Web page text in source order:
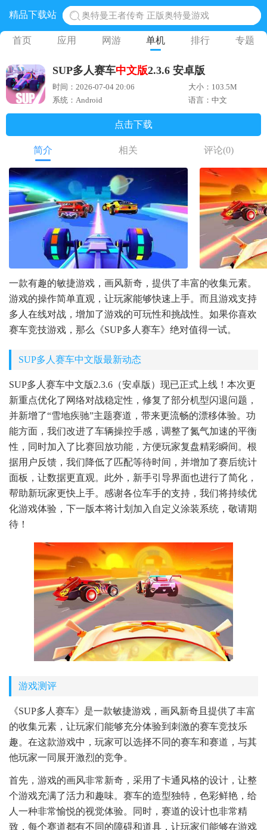
精品下载站
奥特曼王者传奇 正版奥特曼游戏
地铁跑酷体验服国际服 地铁跑酷体验服版本
网易光遇手游正版 点亮星空共庆周年
黎明觉醒生机腾讯正版 黎明觉醒生机国际服
蛋仔派对下载 蛋仔派对体验服
首页 应用 网游 单机 排行 专题
SUP多人赛车中文版2.3.6 安卓版
时间：2026-07-04 20:06
大小：103.5M
系统：Android
语言：中文
点击下载
简介 相关 评论(0)
一款有趣的敏捷游戏，画风新奇，提供了丰富的收集元素。
游戏的操作简单直观，让玩家能够快速上手。而且游戏支持
多人在线对战，增加了游戏的可玩性和挑战性。如果你喜欢
赛车竞技游戏，那么《SUP多人赛车》绝对值得一试。
SUP多人赛车中文版最新动态
SUP多人赛车中文版2.3.6（安卓版）现已正式上线！本次更
新重点优化了网络对战稳定性，修复了部分机型闪退问题，
并新增了“雪地疾驰”主题赛道，带来更流畅的漂移体验。功
能方面，我们改进了车辆操控手感，调整了氮气加速的平衡
性，同时加入了比赛回放功能，方便玩家复盘精彩瞬间。根
据用户反馈，我们降低了匹配等待时间，并增加了赛后统计
面板，让数据更直观。此外，新手引导界面也进行了简化，
帮助新玩家更快上手。感谢各位车手的支持，我们将持续优
化游戏体验，下一版本将计划加入自定义涂装系统，敬请期
待！
游戏测评
《SUP多人赛车》是一款敏捷游戏，画风新奇且提供了丰富
的收集元素，让玩家们能够充分体验到刺激的赛车竞技乐
趣。在这款游戏中，玩家可以选择不同的赛车和赛道，与其
他玩家一同展开激烈的竞争。
首先，游戏的画风非常新奇，采用了卡通风格的设计，让整
个游戏充满了活力和趣味。赛车的造型独特，色彩鲜艳，给
人一种非常愉悦的视觉体验。同时，赛道的设计也非常精
致，每个赛道都有不同的障碍和道具，让玩家们能够在游戏